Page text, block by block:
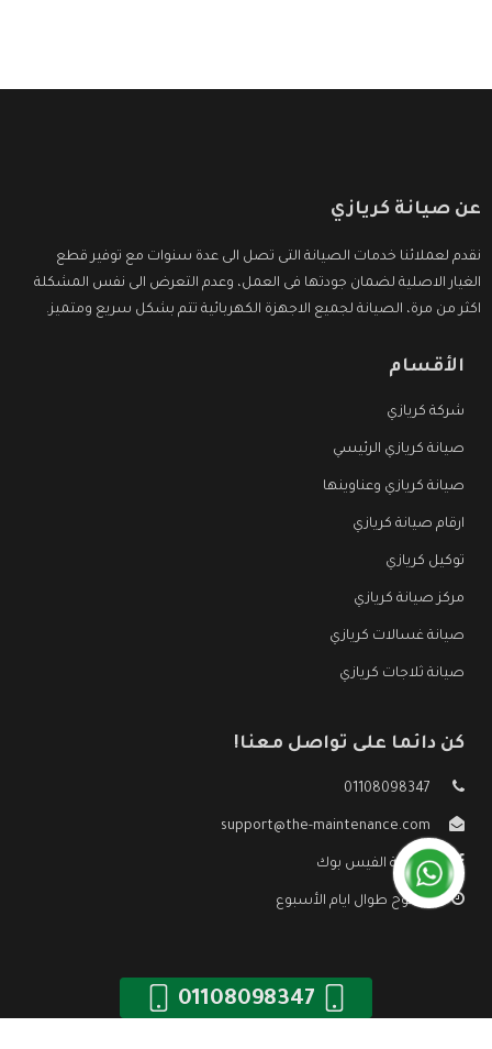
عن صيانة كريازي
نقدم لعملائنا خدمات الصيانة التى تصل الى عدة سنوات مع توفير قطع
الغيار الاصلية لضمان جودتها فى العمل، وعدم التعرض الى نفس المشكلة
اكثر من مرة، الصيانة لجميع الاجهزة الكهربائية تتم بشكل سريع ومتميز.
الأقسام
شركة كريازي
صيانة كريازي الرئيسي
صيانة كريازي وعناوينها
ارقام صيانة كريازي
توكيل كريازي
مركز صيانة كريازي
صيانة غسالات كريازي
صيانة ثلاجات كريازي
كن دائما على تواصل معنا!
01108098347
support@the-maintenance.com
صفحة الفيس بوك
مفتوح طوال ايام الأسبوع
01108098347